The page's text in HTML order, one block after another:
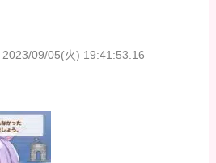
2023/09/05(火) 19:41:53.16